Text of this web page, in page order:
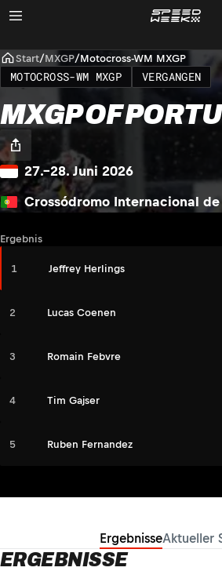
Start/MXGP/Motocross-WM MXGP
MOTOCROSS-WM MXGP VERGANGEN
MXGP OF
27.–28. Juni 2026
Crossódromo Internacional
Ergebnis
1 Jeffrey Herlings
2 Lucas Coenen
3 Romain Febvre
4 Tim Gajser
5 Ruben Fernandez
ErgebnisseAktueller
ERGEBNISSE